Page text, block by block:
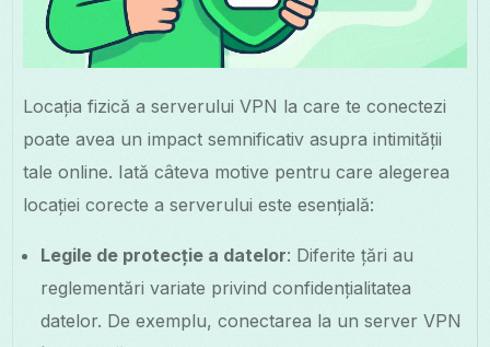
Locația fizică a serverului VPN la care te conectezi
poate avea un impact semnificativ asupra intimității
tale online. Iată câteva motive pentru care alegerea
locației corecte a serverului este esențială:
Legile de protecție a datelor: Diferite țări au
reglementări variate privind confidențialitatea
datelor. De exemplu, conectarea la un server VPN